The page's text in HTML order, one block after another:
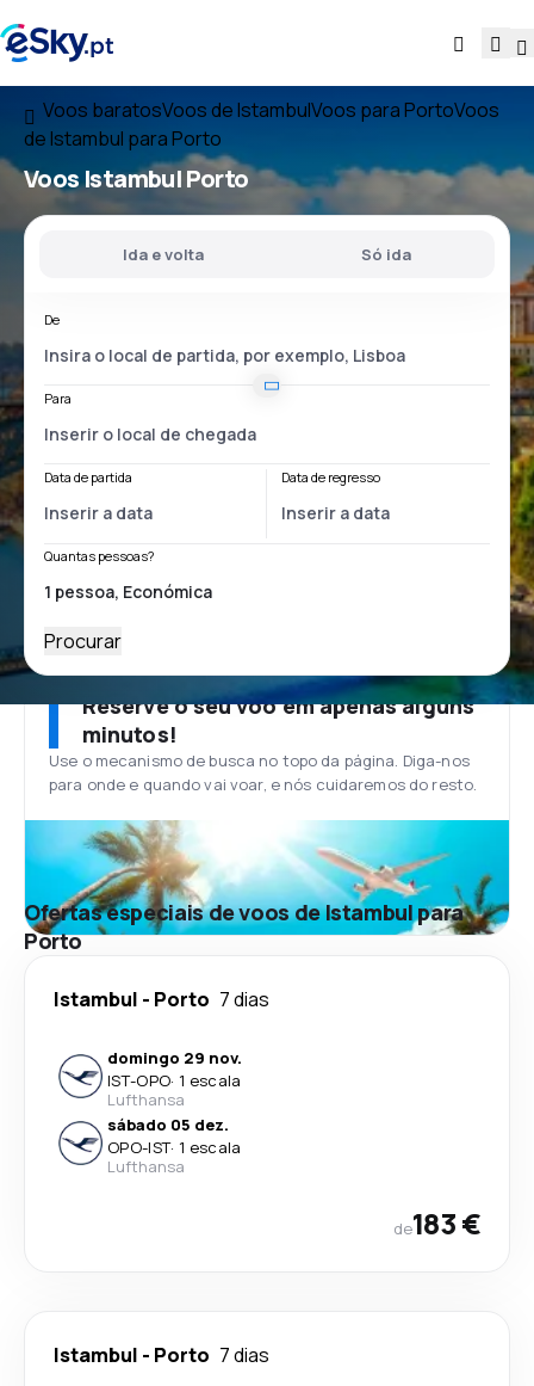
Voos baratosVoos de IstambulVoos para PortoVoos
de Istambul para Porto
VoosIstambul Porto
Ida e volta Só ida
De
Para
Data de partida Data de regresso
Quantas pessoas?
Procurar
Reserve o seu voo em apenas alguns
minutos!
Use o mecanismo de busca no topo da página. Diga-nos
para onde e quando vai voar, e nós cuidaremos do resto.
Ofertas especiais de voos de Istambul para
Porto
Istambul - Porto 7 dias
domingo 29 nov.
IST-OPO· 1 escala
Lufthansa
sábado 05 dez.
OPO-IST· 1 escala
Lufthansa
de183 €
Istambul - Porto 7 dias